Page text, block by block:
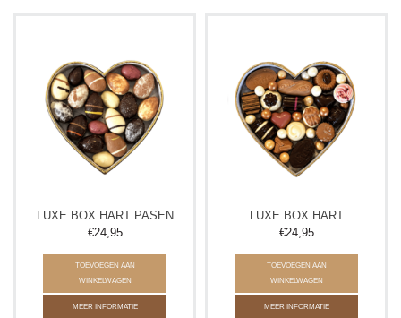
LUXE BOX HART PASEN
€24,95
TOEVOEGEN AAN
WINKELWAGEN
MEER INFORMATIE
LUXE BOX HART
€24,95
TOEVOEGEN AAN
WINKELWAGEN
MEER INFORMATIE